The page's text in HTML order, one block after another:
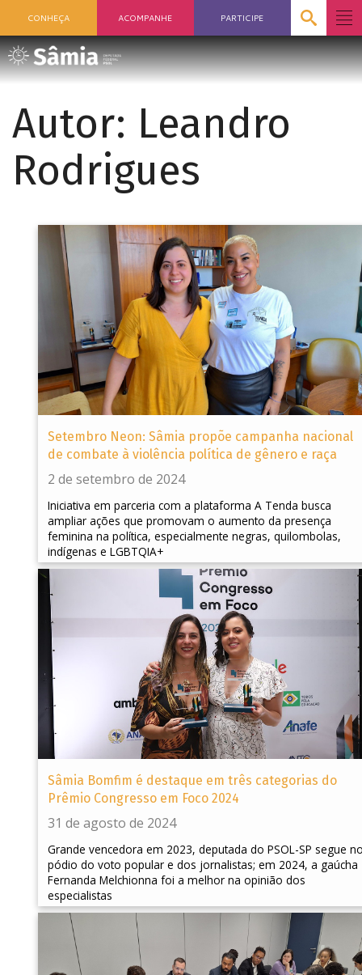
CONHEÇA ACOMPANHE PARTICIPE
Autor: Leandro
Rodrigues
Setembro Neon: Sâmia propõe campanha nacional
de combate à violência política de gênero e raça
2 de setembro de 2024
Iniciativa em parceria com a plataforma A Tenda busca
ampliar ações que promovam o aumento da presença
feminina na política, especialmente negras, quilombolas,
indígenas e LGBTQIA+
Sâmia Bomfim é destaque em três categorias do
Prêmio Congresso em Foco 2024
31 de agosto de 2024
Grande vencedora em 2023, deputada do PSOL-SP segue
pódio do voto popular e dos jornalistas; em 2024, a gaúcha
Fernanda Melchionna foi a melhor na opinião dos
especialistas